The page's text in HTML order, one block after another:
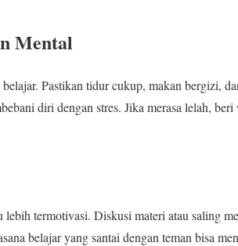
Mental
Pastikan tidur cukup, makan bergizi,
diri dengan stres. Jika merasa lelah,
lebih termotivasi. Diskusi materi atau saling
belajar yang santai dengan teman bisa